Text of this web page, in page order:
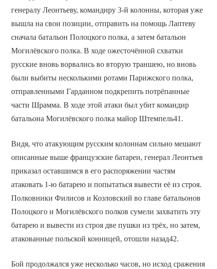
генералу Леонтьеву, командиру 3-й колонны, которая уже
вышла на свои позиции, отправить на помощь Лаптеву
сначала батальон Полоцкого полка, а затем батальон
Могилёвского полка. В ходе ожесточённой схватки
русские вновь ворвались во вторую траншею, но вновь
были выбиты несколькими ротами Парижского полка,
отправленными Гарданном подкрепить потрёпанные
части Шрамма. В ходе этой атаки был убит командир
батальона Могилёвского полка майор Штемпель41.
Видя, что атакующим русским колоннам сильно мешают
описанные выше французские батареи, генерал Леонтьев
приказал оставшимся в его распоряжении частям
атаковать 1-ю батарею и попытаться вывести её из строя.
Полковники Филисов и Козловский во главе батальонов
Полоцкого и Могилёвского полков сумели захватить эту
батарею и вывести из строя две пушки из трёх, но затем,
атакованные польской конницей, отошли назад42.
Бой продолжался уже несколько часов, но исход сражения